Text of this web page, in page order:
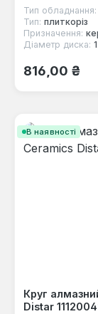
Тип обладнання:
Тип: плиткоріз
Призначення:
Діаметр диска:
Звичайна
816,00 ₴
В наявності
Круг
Distar